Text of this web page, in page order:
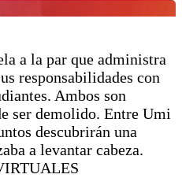
a la par que administra
responsabilidades con
Ambos son
ser demolido. Entre Umi
descubrirán una
a levantar cabeza.